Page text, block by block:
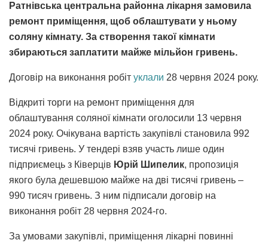
Ратнівська центральна районна лікарня замовила
ремонт приміщення, щоб облаштувати у ньому
соляну кімнату. За створення такої кімнати
збираються заплатити майже мільйон гривень.
Договір на виконання робіт уклали 28 червня 2024 року.
Відкриті торги на ремонт приміщення для
облаштування соляної кімнати оголосили 13 червня
2024 року. Очікувана вартість закупівлі становила 992
тисячі гривень. У тендері взяв участь лише один
підприємець з Ківерців Юрій Шипелик, пропозиція
якого була дешевшою майже на дві тисячі гривень –
990 тисяч гривень. З ним підписали договір на
виконання робіт 28 червня 2024-го.
За умовами закупівлі, приміщення лікарні повинні